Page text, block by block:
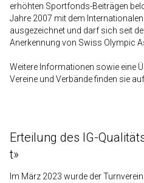
erhöhten Sportfonds-Beiträgen
Jahre 2007 mit dem
ausgezeichnet und darf sich seit
Anerkennung von Swiss Olympic
Weitere Informationen sowie eine
Vereine und Verbände finden sie
Erteilung des IG-
t»
Im März 2023 wurde der